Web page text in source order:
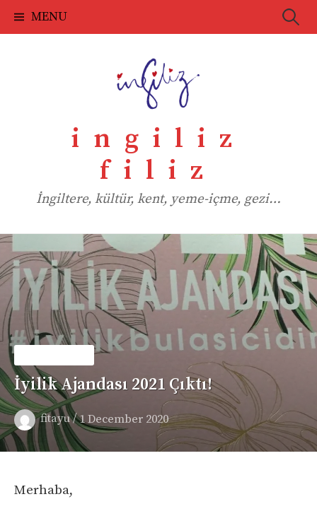
Skip
to
MENU Search
ingiliz
filiz
İngiltere, kültür, kent, yeme-içme, gezi…
İyilik Ajandası 2021 Çıktı!
fitayu/1 December 2020
Merhaba,